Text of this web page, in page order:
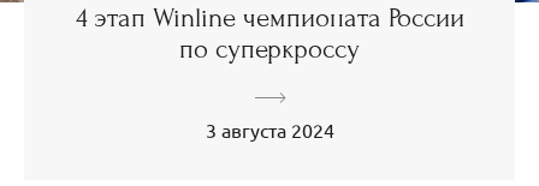
4 этап Winline чемпионата России
по суперкроссу
3 августа 2024